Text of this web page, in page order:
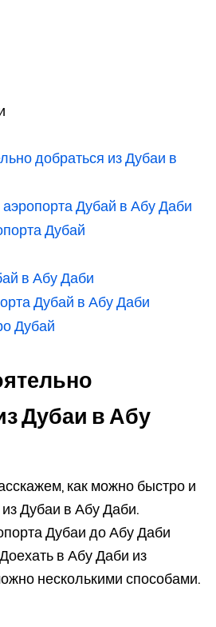
добраться из Дубаи в
Дубай в Абу Даби
Дубай
в Абу Даби
Дубай в Абу Даби
Дубай
Дубаи в Абу
как можно быстро и
Дубаи в Абу Даби.
Дубаи до Абу Даби
в Абу Даби из
несколькими способами.